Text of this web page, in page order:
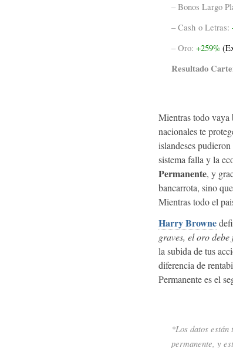
– Bonos Largo
– Cash o Letras:
– Oro: +259%
Resultado
Mientras todo vaya
nacionales te
islandeses
sistema falla y la
Permanente, y
bancarrota, sino que
Mientras todo el
Harry Browne
graves, el oro
la subida de tus
diferencia de
Permanente es el
*Los datos están
permanente, y